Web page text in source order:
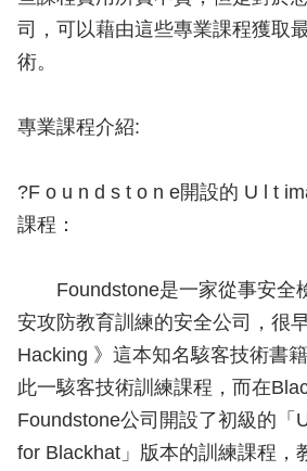
司，可以藉由這些專業課程獲取
術。
專業課程介紹:
?F o u n d s t o n e開設的 U l t
課程：
Foundstone是一家從事安全
安攻防教育訓練的安全公司，很
Hacking 》這本知名駭客技術書
此一駭客技術訓練課程，而在
Foundstone公司開設了初級的「
for Blackhat」版本的訓練課程，